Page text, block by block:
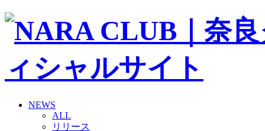
NEWS
ALL
リリース